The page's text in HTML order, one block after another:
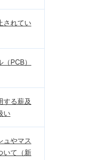
されてい
PCB）
する薪及
い
ュやマス
いて（新